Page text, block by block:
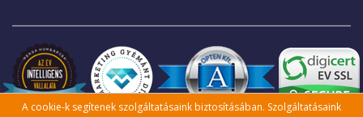
A cookie-k segítenek szolgáltatásaink biztosításában. Szolgáltatásaink